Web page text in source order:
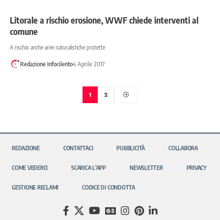
Litorale a rischio erosione, WWF chiede interventi al
comune
A rischio anche aree naturalistiche protette
Redazione Infocilento4 Aprile 2017
1 2
REDAZIONE CONTATTACI PUBBLICITÀ COLLABORA
COME VEDERCI SCARICA L’APP NEWSLETTER PRIVACY
GESTIONE RECLAMI CODICE DI CONDOTTA